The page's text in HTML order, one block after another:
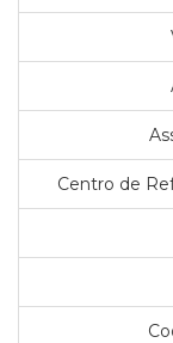
Centro de